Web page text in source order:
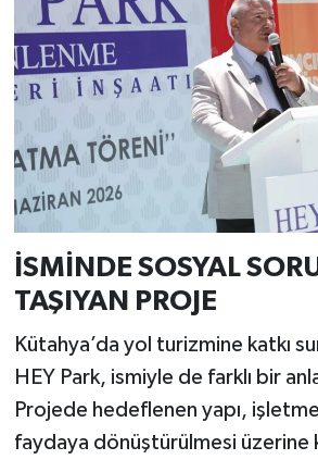
İSMİNDE SOSYAL
TAŞIYAN PROJE
Kütahya’da yol turizmine katkı
HEY Park, ismiyle de farklı bir
Projede hedeflenen yapı,
faydaya dönüştürülmesi üzerine